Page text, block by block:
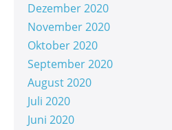
Dezember 2020
November 2020
Oktober 2020
September 2020
August 2020
Juli 2020
Juni 2020